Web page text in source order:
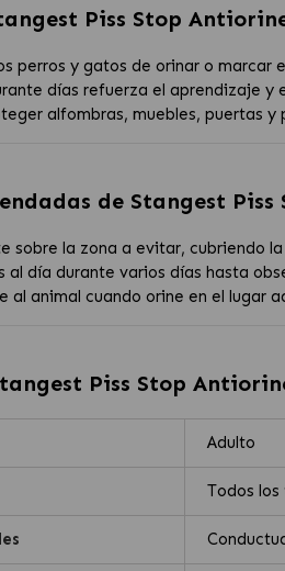
Piss Stop
perros y gatos de orinar o marcar
días refuerza el aprendizaje y
alfombras, muebles, puertas
de Stangest
sobre la zona a evitar, cubriendo
al día durante varios días hasta
al animal cuando orine en el lugar
Piss Stop
Adulto
Todos los